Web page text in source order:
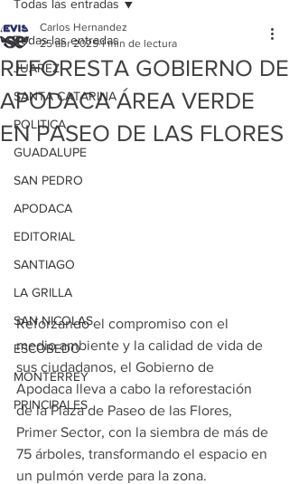
Todas las entradas
JUAREZ
SANTA CATARINA
POLITICA
GUADALUPE
SAN PEDRO
APODACA
EDITORIAL
SANTIAGO
LA GRILLA
SAN NICOLAS
ESCOBEDO
MONTERREY
PRINCIPALES
Todas las entradas
REFORESTA GOBIERNO DE
APODACA ÁREA VERDE
EN PASEO DE LAS FLORES
Carlos Hernandez
25 abr 2025 1 min de lectura
Reforzando el compromiso con el
medio ambiente y la calidad de vida de
sus ciudadanos, el Gobierno de
Apodaca lleva a cabo la reforestación
de la Plaza de Paseo de las Flores,
Primer Sector, con la siembra de más de
75 árboles, transformando el espacio en
un pulmón verde para la zona.